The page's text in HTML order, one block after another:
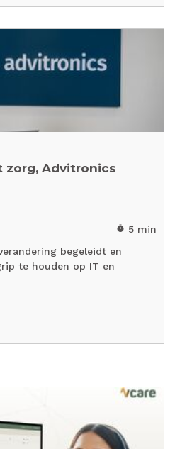
zorg, Advitronics
timer 5 min
begeleidt en
te houden op IT en